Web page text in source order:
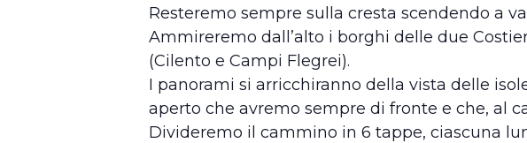
Resteremo sempre sulla cresta scendendo a
Ammireremo dall’alto i borghi delle due
(Cilento e Campi Flegrei).
I panorami si arricchiranno della vista delle
aperto che avremo sempre di fronte e che, al
Divideremo il cammino in 6 tappe, ciascuna